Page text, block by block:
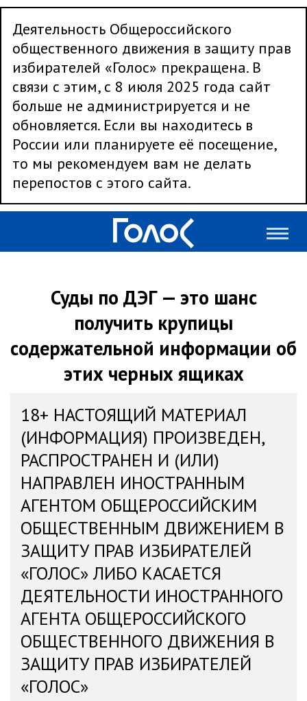
Деятельность Общероссийского
общественного движения в защиту прав
избирателей «Голос» прекращена. В
связи с этим, с 8 июля 2025 года сайт
больше не администрируется и не
обновляется. Если вы находитесь в
России или планируете её посещение,
то мы рекомендуем вам не делать
перепостов с этого сайта.
Суды по ДЭГ — это шанс
получить крупицы
содержательной информации об
этих черных ящиках
18+ НАСТОЯЩИЙ МАТЕРИАЛ
(ИНФОРМАЦИЯ) ПРОИЗВЕДЕН,
РАСПРОСТРАНЕН И (ИЛИ)
НАПРАВЛЕН ИНОСТРАННЫМ
АГЕНТОМ ОБЩЕРОССИЙСКИМ
ОБЩЕСТВЕННЫМ ДВИЖЕНИЕМ В
ЗАЩИТУ ПРАВ ИЗБИРАТЕЛЕЙ
«ГОЛОС» ЛИБО КАСАЕТСЯ
ДЕЯТЕЛЬНОСТИ ИНОСТРАННОГО
АГЕНТА ОБЩЕРОССИЙСКОГО
ОБЩЕСТВЕННОГО ДВИЖЕНИЯ В
ЗАЩИТУ ПРАВ ИЗБИРАТЕЛЕЙ
«ГОЛОС»